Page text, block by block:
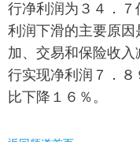
行净利润为３４．７
利润下滑的主要原
加、交易和保险收
行实现净利润７．
比下降１６％。